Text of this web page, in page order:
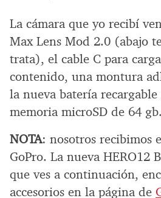
La cámara que yo recibí
Max Lens Mod 2.0 (abajo
trata), el cable C para
contenido, una montura
la nueva batería
memoria microSD de 64 gb.
NOTA: nosotros recibimos
GoPro. La nueva HERO12
que ves a continuación,
accesorios en la página de